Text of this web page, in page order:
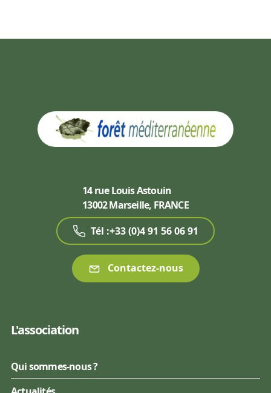
14 rue Louis Astouin
13002 Marseille, FRANCE
Tél :+33 (0)4 91 56 06 91
Contactez-nous
L'association
Qui sommes-nous ?